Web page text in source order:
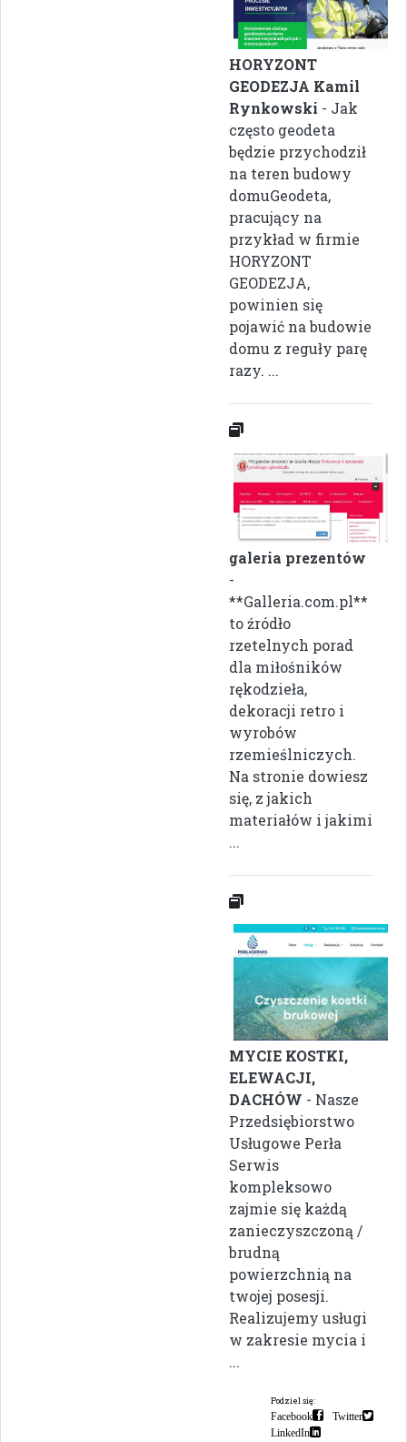
HORYZONT
GEODEZJA Kamil
Rynkowski - Jak
często geodeta
będzie przychodził
na teren budowy
domuGeodeta,
pracujący na
przykład w firmie
HORYZONT
GEODEZJA,
powinien się
pojawić na budowie
domu z reguły parę
razy. ...
galeria prezentów
-
**Galleria.com.pl**
to źródło
rzetelnych porad
dla miłośników
rękodzieła,
dekoracji retro i
wyrobów
rzemieślniczych.
Na stronie dowiesz
się, z jakich
materiałów i jakimi
...
MYCIE KOSTKI,
ELEWACJI,
DACHÓW - Nasze
Przedsiębiorstwo
Usługowe Perła
Serwis
kompleksowo
zajmie się każdą
zanieczyszczoną /
brudną
powierzchnią na
twojej posesji.
Realizujemy usługi
w zakresie mycia i
...
Podziel się:
Facebook
Twitter
LinkedIn